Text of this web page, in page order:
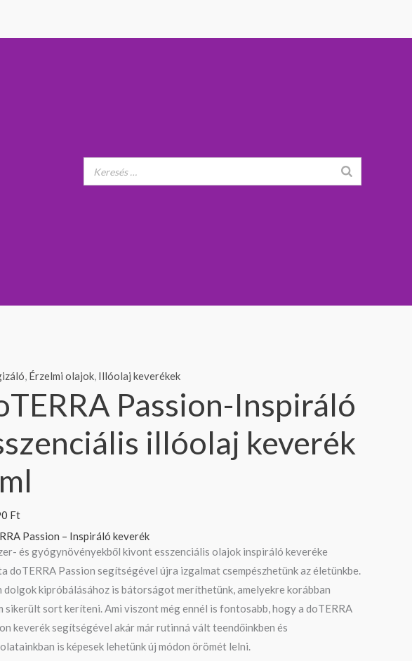
Érzelmi olajok Illóolaj keverékek
Passion-Inspiráló
illóolaj keverék
Ft
Passion – Inspiráló keverék
és gyógynövényekből kivont esszenciális olajok inspiráló keveréke
doTERRA Passion segítségével újra izgalmat csempészhetünk az életünkbe.
dolgok kipróbálásához is bátorságot meríthetünk, amelyekre korábban
sikerült sort keríteni. Ami viszont még ennél is fontosabb, hogy a doTERRA
keverék segítségével akár már rutinná vált teendőinkben és
is képesek lehetünk új módon örömét lelni.